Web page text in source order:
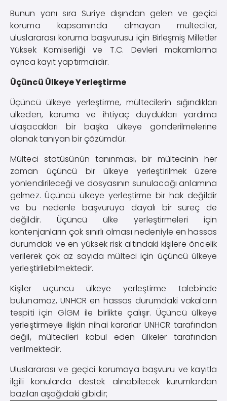
Bunun yanı sıra Suriye dışından gelen ve geçici
koruma kapsamında olmayan mülteciler,
uluslararası koruma başvurusu için Birleşmiş Milletler
Yüksek Komiserliği ve T.C. Devleri makamlarına
ayrıca kayıt yaptırmalıdır.
Üçüncü Ülkeye Yerleştirme
Üçüncü ülkeye yerleştirme, mültecilerin sığındıkları
ülkeden, koruma ve ihtiyaç duydukları yardıma
ulaşacakları bir başka ülkeye gönderilmelerine
olanak tanıyan bir çözümdür.
Mülteci statüsünün tanınması, bir mültecinin her
zaman üçüncü bir ülkeye yerleştirilmek üzere
yönlendirileceği ve dosyasının sunulacağı anlamına
gelmez. Üçüncü ülkeye yerleştirme bir hak değildir
ve bu nedenle başvuruya dayalı bir süreç de
değildir. Üçüncü ülke yerleştirmeleri için
kontenjanların çok sınırlı olması nedeniyle en hassas
durumdaki ve en yüksek risk altındaki kişilere öncelik
verilerek çok az sayıda mülteci için üçüncü ülkeye
yerleştirilebilmektedir.
Kişiler üçüncü ülkeye yerleştirme talebinde
bulunamaz, UNHCR en hassas durumdaki vakaların
tespiti için GİGM ile birlikte çalışır. Üçüncü ülkeye
yerleştirmeye ilişkin nihai kararlar UNHCR tarafından
değil, mültecileri kabul eden ülkeler tarafından
verilmektedir.
Uluslararası ve geçici korumaya başvuru ve kayıtla
ilgili konularda destek alınabilecek kurumlardan
bazıları aşağıdaki gibidir;